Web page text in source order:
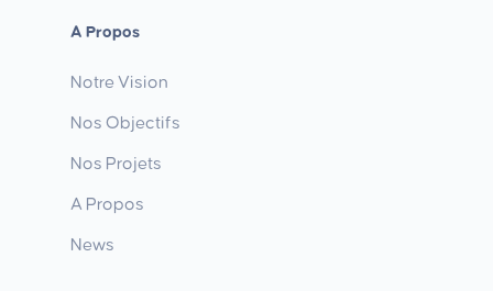
A Propos
Notre Vision
Nos Objectifs
Nos Projets
A Propos
News